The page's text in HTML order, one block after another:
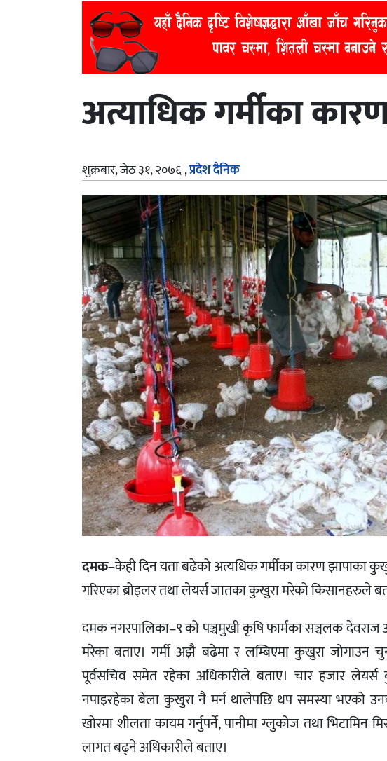
अत्याधिक गर्मीका
शुक्रबार, जेठ ३१, २०७६,प्रदेश दैनिक
दमक–केही दिन यता बढेको अत्यधिक गर्मीका कारण झापाका
गरिएका ब्रोइलर तथा लेयर्स जातका कुखुरा मरेको किसानहरुले
दमक नगरपालिका–९ को पञ्चमुखी कृषि फार्मका सञ्चलक
मरेका बताए। गर्मी अझै बढेमा र लम्बिएमा कुखुरा जोगाउन
पूर्वसचिव समेत रहेका अधिकारीले बताए। चार हजार
नपाइरहेका बेला कुखुरा नै मर्न थालेपछि थप समस्या भएको
खोरमा शीलता कायम गर्नुपर्ने, पानीमा ग्लुकोज तथा भिटामिन
लागत बढ्ने अधिकारीले बताए।